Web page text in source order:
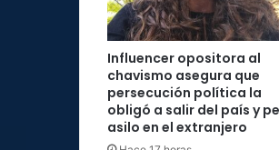
Influencer opositora al
chavismo asegura que
persecución política la
obligó a salir del país y
asilo en el extranjero